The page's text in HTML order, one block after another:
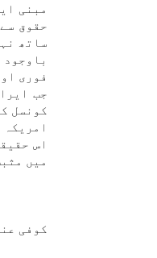
مبنی
حقوق
ساتھ
فوری
جب
كونسل
اس
میں
كوفی